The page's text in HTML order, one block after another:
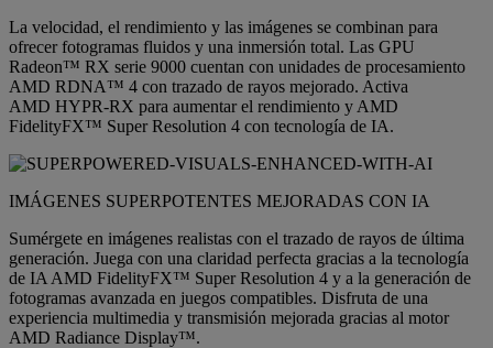
La velocidad, el rendimiento y las imágenes se combinan para
ofrecer fotogramas fluidos y una inmersión total. Las GPU
Radeon™ RX serie 9000 cuentan con unidades de procesamiento
AMD RDNA™ 4 con trazado de rayos mejorado. Activa
AMD HYPR-RX para aumentar el rendimiento y AMD
FidelityFX™ Super Resolution 4 con tecnología de IA.
IMÁGENES SUPERPOTENTES MEJORADAS CON IA
Sumérgete en imágenes realistas con el trazado de rayos de última
generación. Juega con una claridad perfecta gracias a la tecnología
de IA AMD FidelityFX™ Super Resolution 4 y a la generación de
fotogramas avanzada en juegos compatibles. Disfruta de una
experiencia multimedia y transmisión mejorada gracias al motor
AMD Radiance Display™.